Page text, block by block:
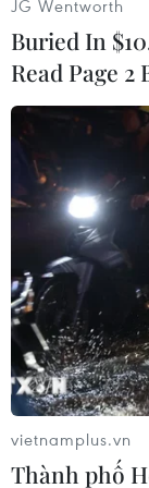
IMFC là
đốc ngân
ban lãnh đạo
IMFC gồm
năm,
các thành
tổ chức các
Hai cuộc họp
ra theo hình
đường hô
dự kiến diễn
Washington
JG Wentworth
Buried In
Read Page 2
vietnamplus.vn
Thành phố